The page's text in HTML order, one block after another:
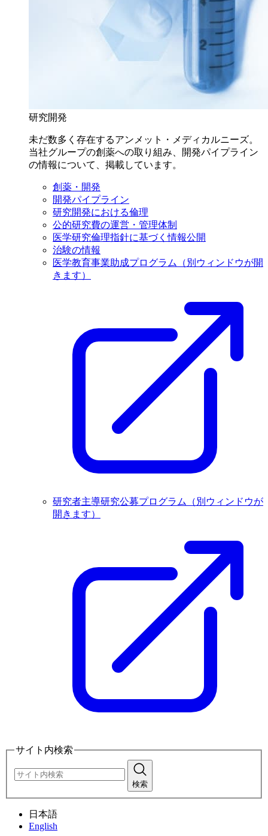
研究開発
未だ数多く存在するアンメット・メディカルニーズ。
当社グループの創薬への取り組み、開発パイプライン
の情報について、掲載しています。
創薬・開発
開発パイプライン
研究開発における倫理
公的研究費の運営・管理体制
医学研究倫理指針に基づく情報公開
治験の情報
医学教育事業助成プログラム
（別ウィンドウが開
きます）
研究者主導研究公募プログラム
（別ウィンドウが
開きます）
サイト内検索
検索
日本語
English